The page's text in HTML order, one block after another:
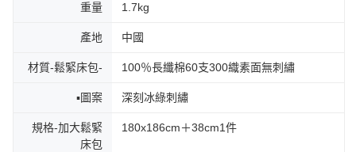
重量 1.7kg
產地 中國
材質-鬆緊床包- 100％長纖棉60支300織素面無刺繡
▪圖案 深刻冰綠刺繡
規格-加大鬆緊
床包
180x186cm＋38cm1件